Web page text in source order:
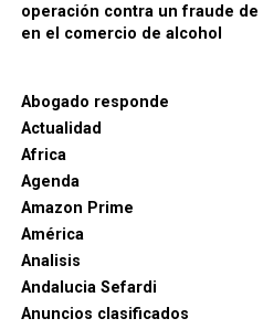
operación contra un fraude
en el comercio de alcohol
Abogado responde
Actualidad
Africa
Agenda
Amazon Prime
América
Analisis
Andalucia Sefardi
Anuncios clasificados